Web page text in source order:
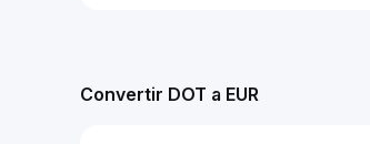
Convertir DOT a EUR